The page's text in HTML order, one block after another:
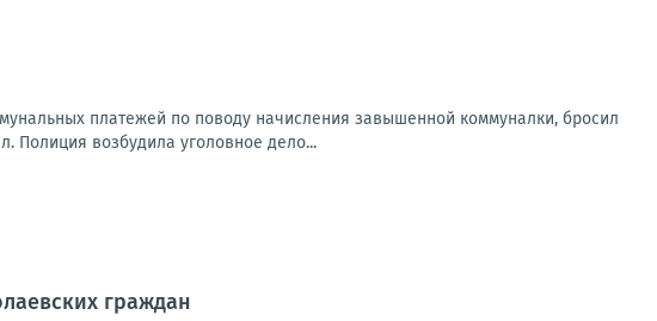
платежей по поводу начисления завышенной коммуналки, бросил
Полиция возбудила уголовное дело...
граждан